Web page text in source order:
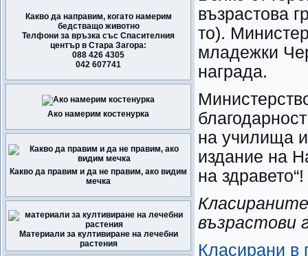
Какво да направим, когато намерим
бедстващо животно
Телфони за връзка със Спасителния
център в Стара Загора:
088 426 4305
042 607741
Ако намерим костенурка
Какво да правим и да не правим, ако видим
мечка
Материали за култивиране на лечебни
растения
възрастова
то).
младежки
награда.
на училища и
издание на
на здравето“!
възрастови
Класирани в